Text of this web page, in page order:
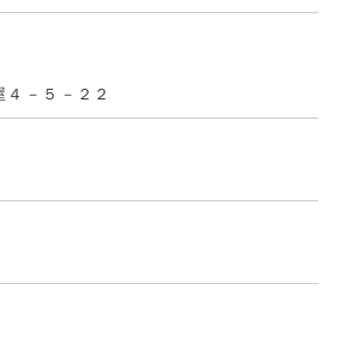
－５－２２